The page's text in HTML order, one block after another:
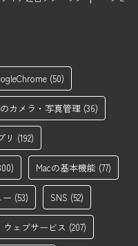
(50)
カメラ・写真管理 (36)
リ (192)
Macの基本機能 (77)
ー (53) SNS (52)
ウェブサービス (207)